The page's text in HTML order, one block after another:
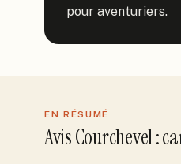
pour aventuriers.
EN RÉSUMÉ
AvisCourchevel: